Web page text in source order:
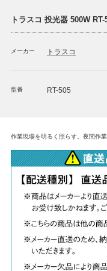
トラスコ 投光器 500W
メーカー トラスコ
型番 RT-505
作業現場を明るく照らす。夜間作